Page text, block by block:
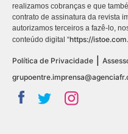
realizamos cobranças e que
contrato de assinatura da revista
autorizamos terceiros a fazê-lo,
conteúdo digital “https://
Política de Privacidade